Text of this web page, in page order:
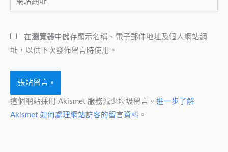
地
*
站
址
在瀏覽器中儲存顯示名稱、電子郵件地址及個人網站網
址，以供下次發佈留言時使用。
這個網站採用 Akismet 服務減少垃圾留言。 進一步了解
Akismet 如何處理網站訪客的留言資料 。